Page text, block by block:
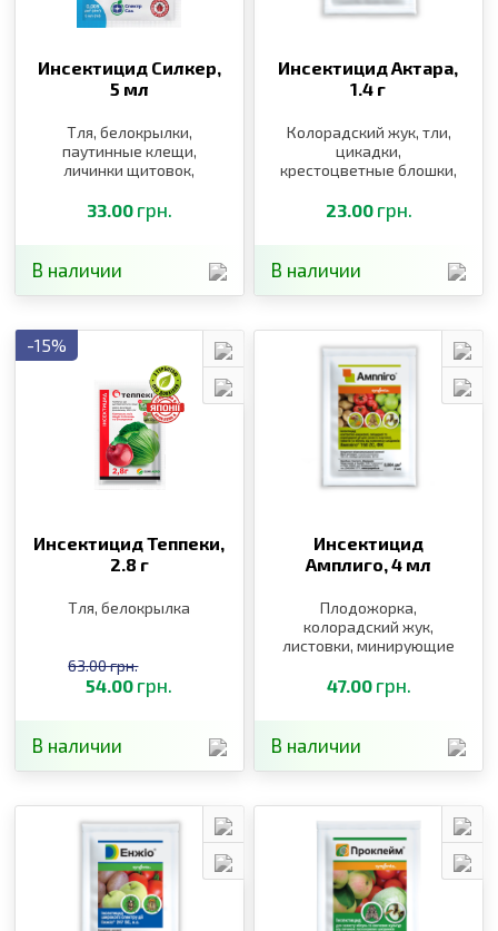
Инсектицид Силкер,
5 мл
Тля, белокрылки,
паутинные клещи,
личинки щитовок,
трипс
33.00 грн.
В наличии
Инсектицид Актара,
1.4 г
Колорадский жук, тли,
цикадки,
крестоцветные блошки,
долгоносики
23.00 грн.
В наличии
-15%
Инсектицид Теппеки,
2.8 г
Тля, белокрылка
54.00 грн.
63.00 грн.
В наличии
Инсектицид
Амплиго,4 мл
Плодожорка,
колорадский жук,
листовки, минирующие
47.00 грн.
В наличии